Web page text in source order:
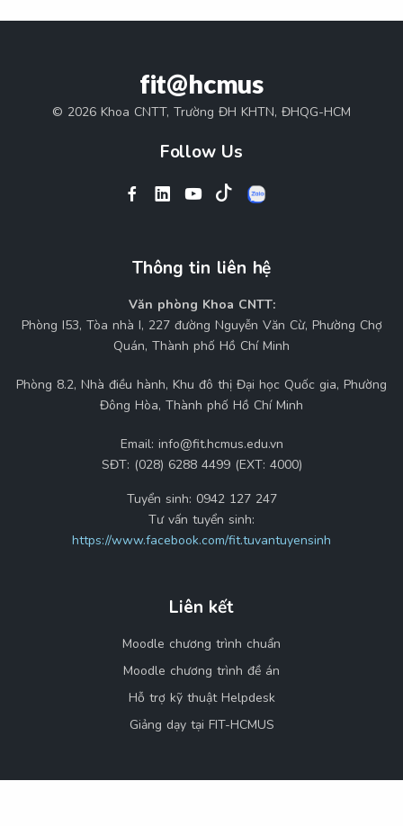
fit@hcmus
© 2026 Khoa CNTT, Trường ĐH KHTN, ĐHQG-HCM
Follow Us
Thông tin liên hệ
Văn phòng Khoa CNTT:
Phòng I53, Tòa nhà I, 227 đường Nguyễn Văn Cừ, Phường Chợ
Quán, Thành phố Hồ Chí Minh
Phòng 8.2, Nhà điều hành, Khu đô thị Đại học Quốc gia, Phường
Đông Hòa, Thành phố Hồ Chí Minh
Email: info@fit.hcmus.edu.vn
SĐT: (028) 6288 4499 (EXT: 4000)
Tuyển sinh: 0942 127 247
Tư vấn tuyển sinh:
https://www.facebook.com/fit.tuvantuyensinh
Liên kết
Moodle chương trình chuẩn
Moodle chương trình đề án
Hỗ trợ kỹ thuật Helpdesk
Giảng dạy tại FIT-HCMUS